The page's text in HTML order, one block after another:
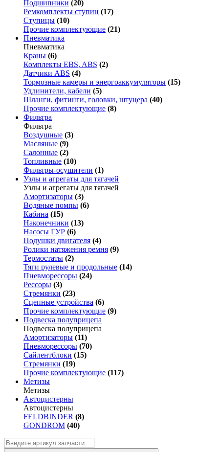
Подшипники (20)
Ремкомплекты ступиц (17)
Ступицы (10)
Прочие комплектующие (21)
Пневматика
Пневматика
Краны (6)
Комплекты EBS, ABS (2)
Датчики ABS (4)
Тормозные камеры и энергоаккумуляторы (15)
Удлинители, кабели (5)
Шланги, фитинги, головки, штуцера (40)
Прочие комплектующие (8)
Фильтра
Фильтра
Воздушные (3)
Масляные (9)
Салонные (2)
Топливные (10)
Фильтры-осушители (1)
Узлы и агрегаты для тягачей
Узлы и агрегаты для тягачей
Амортизаторы (3)
Водяные помпы (6)
Кабина (15)
Наконечники (13)
Насосы ГУР (6)
Подушки двигателя (4)
Ролики натяжения ремня (9)
Термостаты (2)
Тяги рулевые и продольные (14)
Пневморессоры (24)
Рессоры (3)
Стремянки (23)
Сцепные устройства (6)
Прочие комплектующие (9)
Подвеска полуприцепа
Подвеска полуприцепа
Амортизаторы (11)
Пневморессоры (70)
Сайлентблоки (15)
Стремянки (19)
Прочие комплектующие (117)
Метизы
Метизы
Автоцистерны
Автоцистерны
FELDBINDER (8)
GONDROM (40)